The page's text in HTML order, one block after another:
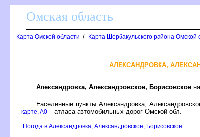
Омская область
Карта Омской области / Карта Шербакульского района Омской
АЛЕКСАНДРОВКА,
Александровка, Александровское, Борисовское
Населенные пункты Александровка,
карте, A0 - атласа автомобильных дорог Омской обл.
Погода в Александровка, Александровское, Борисовское